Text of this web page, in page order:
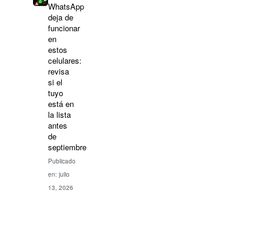
WhatsApp
deja de
funcionar
en
estos
celulares:
revisa
si el
tuyo
está en
la lista
antes
de
septiembre
Publicado
en: julio
13, 2026